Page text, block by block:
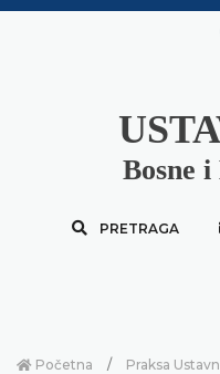
Bosne
PRETRAGA
Početna
Praksa